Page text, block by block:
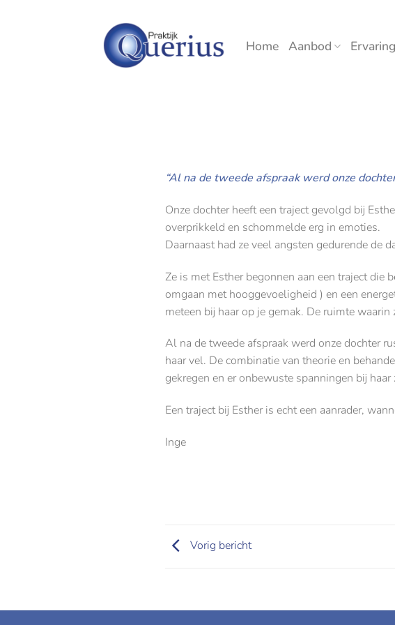
Home Aanbod
“Al na de tweede afspraak werd onze
Onze dochter heeft een traject gevolgd bij
overprikkeld en schommelde erg in emoties.
Daarnaast had ze veel angsten gedurende de
Ze is met Esther begonnen aan een traject die
omgaan met hooggevoeligheid ) en een
meteen bij haar op je gemak. De ruimte
Al na de tweede afspraak werd onze dochter
haar vel. De combinatie van theorie en
gekregen en er onbewuste spanningen bij
Een traject bij Esther is echt een aanrader,
Inge
Vorig bericht